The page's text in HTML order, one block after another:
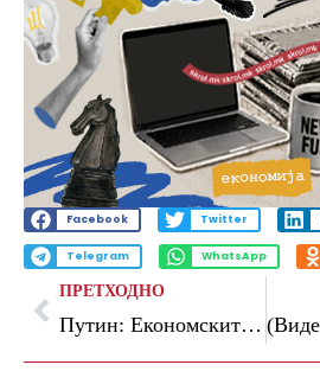
Facebook Twitter
Telegram WhatsApp
ПРЕТХОДНО
Путин: Економските мерки на владата почнаа да даваат резултати